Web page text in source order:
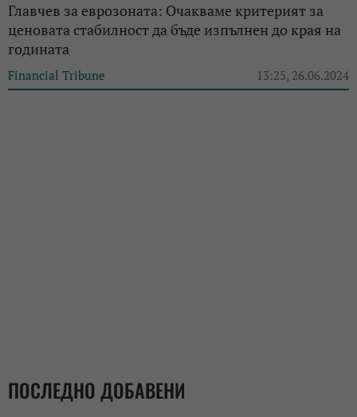
Главчев за еврозоната: Очакваме критерият за
ценовата стабилност да бъде изпълнен до края на
годината
Financial Tribune 13:25, 26.06.2024
ПОСЛЕДНО ДОБАВЕНИ